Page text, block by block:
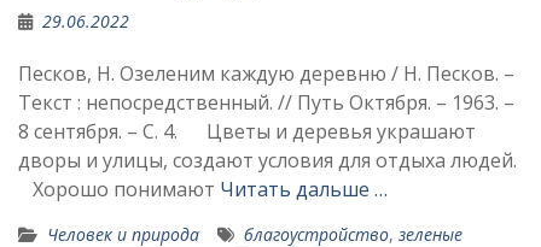
29.06.2022
Песков, Н. Озеленим каждую деревню / Н. Песков. –
Текст : непосредственный. // Путь Октября. – 1963. –
8 сентября. – С. 4. Цветы и деревья украшают
дворы и улицы, создают условия для отдыха людей.
Хорошо понимают Читать дальше …
Человек и природа благоустройство, зеленые